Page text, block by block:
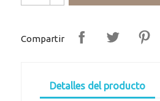
Compartir
Detalles del producto